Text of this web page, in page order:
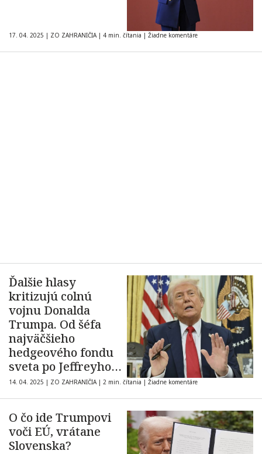
17. 04. 2025 | ZO ZAHRANIČIA | 4 min. čítania | Žiadne komentáre
Ďalšie hlasy
kritizujú colnú
vojnu Donalda
Trumpa. Od šéfa
najväčšieho
hedgeového fondu
sveta po Jeffreyho
Sachsa
14. 04. 2025 | ZO ZAHRANIČIA | 2 min. čítania | Žiadne komentáre
O čo ide Trumpovi
voči EÚ, vrátane
Slovenska?